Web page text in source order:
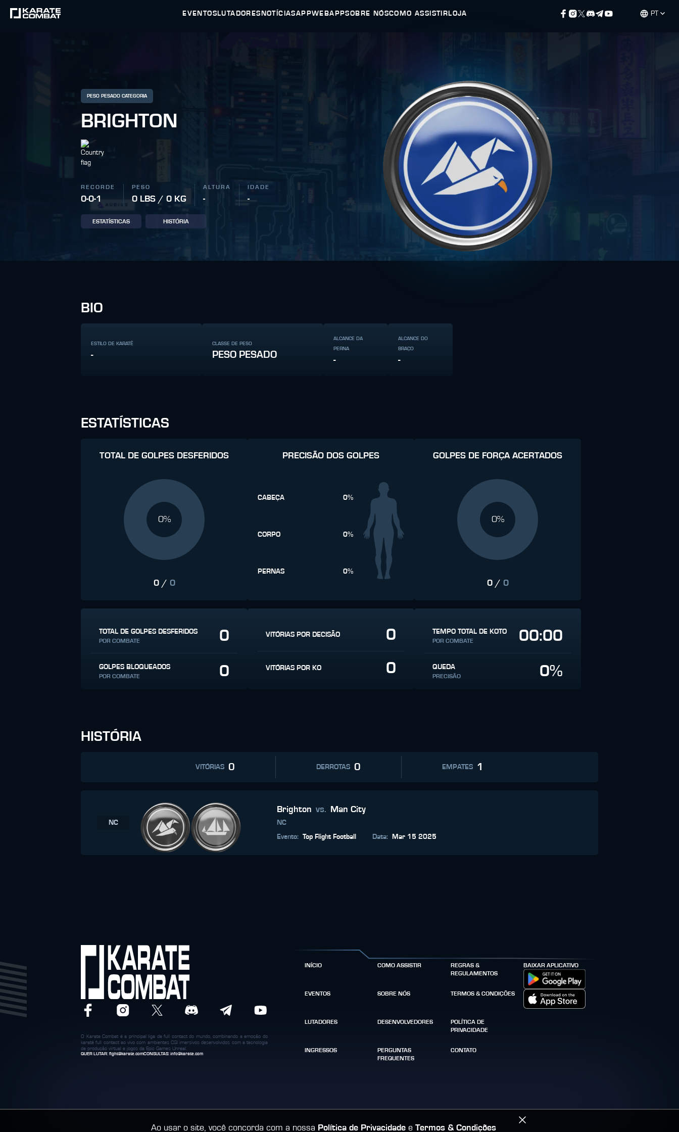
PT
EVENTOS LUTADORES NOTÍCIASAPPWEBAPPSOBRE NÓSCOMO ASSISTIR LOJA
PESO PESADO CATEGORIA
BRIGHTON
RECORDE
0-0-1
PESO
0 LBS / 0 KG
ALTURA
-
IDADE
-
ESTATÍSTICAS HISTÓRIA
BIO
ESTILO DE KARATÊ
-
CLASSE DE PESO
PESO PESADO
ALCANCE DA
PERNA
-
ALCANCE DO
BRAÇO
-
ESTATÍSTICAS
TOTAL DE GOLPES DESFERIDOS
0%
0/ 0
PRECISÃO DOS GOLPES
CABEÇA 0%
CORPO 0%
PERNAS 0%
GOLPES DE FORÇA ACERTADOS
0%
0/ 0
TOTAL DE GOLPES DESFERIDOS
POR COMBATE 0
GOLPES BLOQUEADOS
POR COMBATE 0
VITÓRIAS POR DECISÃO 0
VITÓRIAS POR KO 0
TEMPO TOTAL DE KOTO
POR COMBATE 00:00
QUEDA
PRECISÃO 0%
HISTÓRIA
VITÓRIAS 0 DERROTAS 0 EMPATES 1
NC
Brighton vs. Man City
NC
Evento: Top Flight Football Data: Mar 15 2025
Ao usar o site, você concorda com a nossa Política de Privacidadee Termos & Condições
INÍCIO
EVENTOS
LUTADORES
INGRESSOS
COMO ASSISTIR
SOBRE NÓS
DESENVOLVEDORES
PERGUNTAS
FREQUENTES
REGRAS &
REGULAMENTOS
TERMOS & CONDIÇÕES
POLÍTICA DE
PRIVACIDADE
CONTATO
BAIXAR APLICATIVO
O Karate Combat é a principal liga de full contact do mundo, combinando a emoção do
karatê full contact ao vivo com ambientes CGI imersivos desenvolvidos com a tecnologia
de produção virtual e jogos da Epic Games Unreal.
QUER LUTAR: fight@karate.comCONSULTAS: info@karate.com